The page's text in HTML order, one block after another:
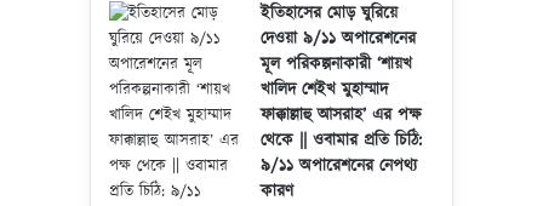
ইতিহাসের মোড় ঘুরিয়ে
দেওয়া ৯/১১ অপারেশনের
মূল পরিকল্পনাকারী ‘শায়খ
খালিদ শেইখ মুহাম্মাদ
ফাক্কাল্লাহু আসরাহ’ এর পক্ষ
থেকে || ওবামার প্রতি চিঠি:
৯/১১ অপারেশনের নেপথ্য
কারণ